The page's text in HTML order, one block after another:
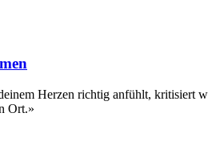
Herzen richtig anfühlt, kritisiert
Ort.»